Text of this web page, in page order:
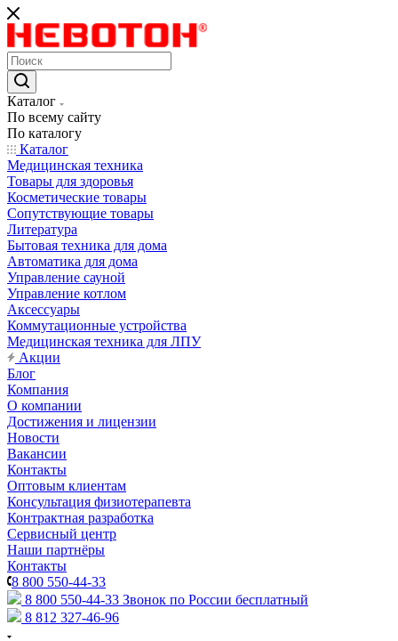
Каталог
По всему сайту
По каталогу
Каталог
Медицинская техника
Товары для здоровья
Косметические товары
Сопутствующие товары
Литература
Бытовая техника для дома
Автоматика для дома
Управление сауной
Управление котлом
Аксессуары
Коммутационные устройства
Медицинская техника для ЛПУ
Акции
Блог
Компания
О компании
Достижения и лицензии
Новости
Вакансии
Контакты
Оптовым клиентам
Консультация физиотерапевта
Контрактная разработка
Сервисный центр
Наши партнёры
Контакты
8 800 550-44-33
8 800 550-44-33 Звонок по России бесплатный
8 812 327-46-96